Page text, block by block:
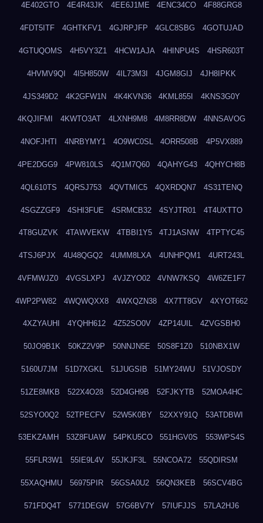
4E402GTO 4E4R43JK 4EE6J1ME 4ENC34CO 4F88GRG8
4FDT5ITF 4GHTKFV1 4GJRPJFP 4GLC8SBG 4GOTUJAD
4GTUQOMS 4H5VY3Z1 4HCW1AJA 4HINPU4S 4HSR603T
4HVMV9QI 4I5H850W 4IL73M3I 4JGM8GIJ 4JH8IPKK
4JS349D2 4K2GFW1N 4K4KVN36 4KML855I 4KNS3G0Y
4KQJIFMI 4KWTO3AT 4LXNH9M8 4M8RR8DW 4NNSAVOG
4NOFJHTI 4NRBYMY1 4O9WC0SL 4ORR508B 4P5VX889
4PE2DGG9 4PW810LS 4Q1M7Q60 4QAHYG43 4QHYCH8B
4QL610TS 4QRSJ753 4QVTMIC5 4QXRDQN7 4S31TENQ
4SGZZGF9 4SHI3FUE 4SRMCB32 4SYJTR01 4T4UXTTO
4T8GUZVK 4TAWVEKW 4TBBI1Y5 4TJ1ASNW 4TPTYC45
4TSJ6PJX 4U48QGQ2 4UMM8LXA 4UNHPQM1 4URT243L
4VFMWJZ0 4VGSLXPJ 4VJZYO02 4VNW7KSQ 4W6ZE1F7
4WP2PW82 4WQWQXX8 4WXQZN38 4X7TT8GV 4XYOT662
4XZYAUHI 4YQHH612 4Z52SO0V 4ZP14UIL 4ZVGSBH0
50JO9B1K 50KZ2V9P 50NNJN5E 50S8F1Z0 510NBX1W
5160U7JM 51D7XGKL 51JUGSIB 51MY24WU 51VJOSDY
51ZE8MKB 522X4O28 52D4GH9B 52FJKYTB 52MOA4HC
52SYO0Q2 52TPECFV 52W5K0BY 52XXY91Q 53ATDBWI
53EKZAMH 53Z8FUAW 54PKU5CO 551HGV0S 553WPS4S
55FLR3W1 55IE9L4V 55JKJF3L 55NCOA72 55QDIRSM
55XAQHMU 56975PIR 56GSA0U2 56QN3KEB 56SCV4BG
571FDQ4T 5771DEGW 57G6BV7Y 57IUFJJS 57LA2HJ6